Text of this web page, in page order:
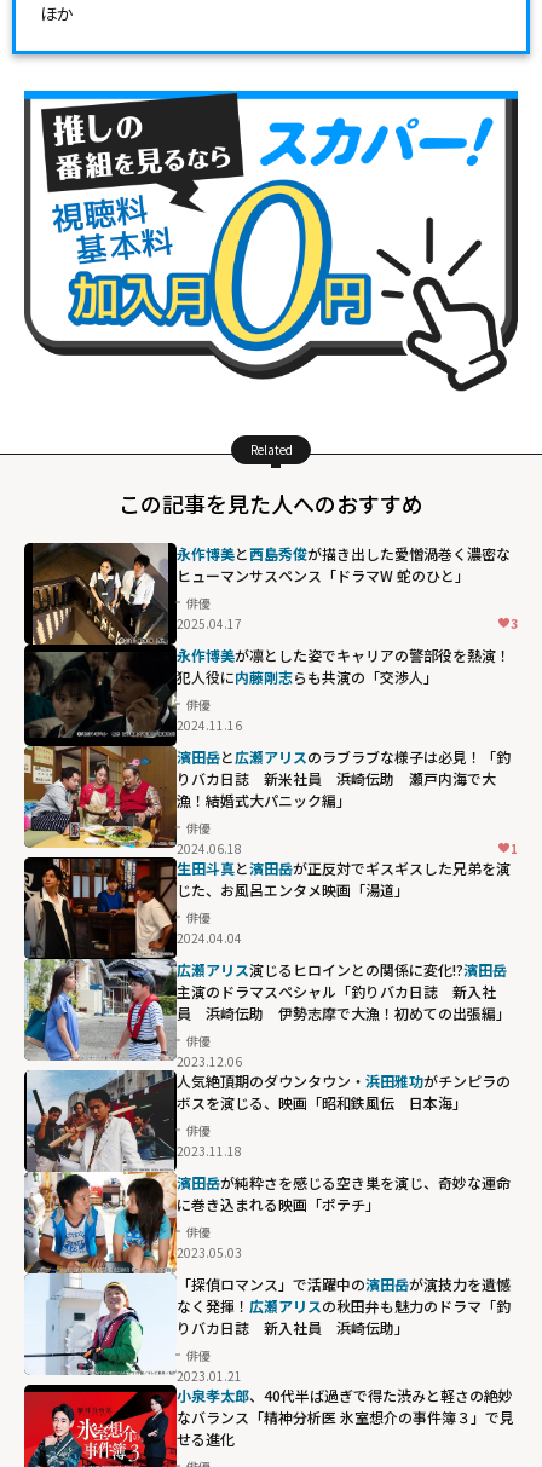
ほか
Related
この記事を見た人へのおすすめ
永作博美と西島秀俊が描き出した愛憎渦巻く濃密な
ヒューマンサスペンス「ドラマW 蛇のひと」
俳優
2025.04.17
3
永作博美が凛とした姿でキャリアの警部役を熱演！
犯人役に内藤剛志らも共演の「交渉人」
俳優
2024.11.16
濱田岳と広瀬アリスのラブラブな様子は必見！「釣
りバカ日誌 新米社員 浜崎伝助 瀬戸内海で大
漁！結婚式大パニック編」
俳優
2024.06.18
1
生田斗真と濱田岳が正反対でギスギスした兄弟を演
じた、お風呂エンタメ映画「湯道」
俳優
2024.04.04
広瀬アリス演じるヒロインとの関係に変化!?濱田岳
主演のドラマスペシャル「釣りバカ日誌 新入社
員 浜崎伝助 伊勢志摩で大漁！初めての出張編」
俳優
2023.12.06
人気絶頂期のダウンタウン・ 浜田雅功がチンピラの
ボスを演じる、映画「昭和鉄風伝 日本海」
俳優
2023.11.18
濱田岳が純粋さを感じる空き巣を演じ、奇妙な運命
に巻き込まれる映画「ポテチ」
俳優
2023.05.03
「探偵ロマンス」で活躍中の濱田岳が演技力を遺憾
なく発揮！ 広瀬アリスの秋田弁も魅力のドラマ「釣
りバカ日誌 新入社員 浜崎伝助」
俳優
2023.01.21
小泉孝太郎、40代半ば過ぎで得た渋みと軽さの絶妙
なバランス「精神分析医 氷室想介の事件簿３」で見
せる進化